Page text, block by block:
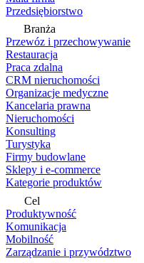
Przedsiębiorstwo
Branża
Przewóz i przechowywanie
Restauracja
Praca zdalna
CRM nieruchomości
Organizacje medyczne
Kancelaria prawna
Nieruchomości
Konsulting
Turystyka
Firmy budowlane
Sklepy i e-commerce
Kategorie produktów
Cel
Produktywność
Komunikacja
Mobilność
Zarządzanie i przywództwo